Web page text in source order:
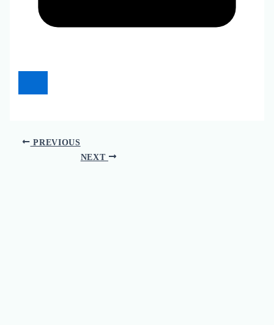
PREVIOUS
NEXT